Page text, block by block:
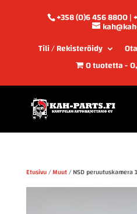
+358 (0)6 456 8800 |
Tili / Rekisteröidy
0 tuotetta
Etusivu/Muut/ NSD peruutuskamera